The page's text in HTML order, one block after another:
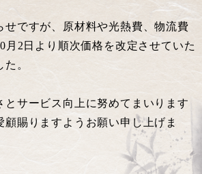
せですが、原材料や光熱費、物流費
月2日より順次価格を改定させていた
。
とサービス向上に努めてまいります
顧賜りますようお願い申し上げま